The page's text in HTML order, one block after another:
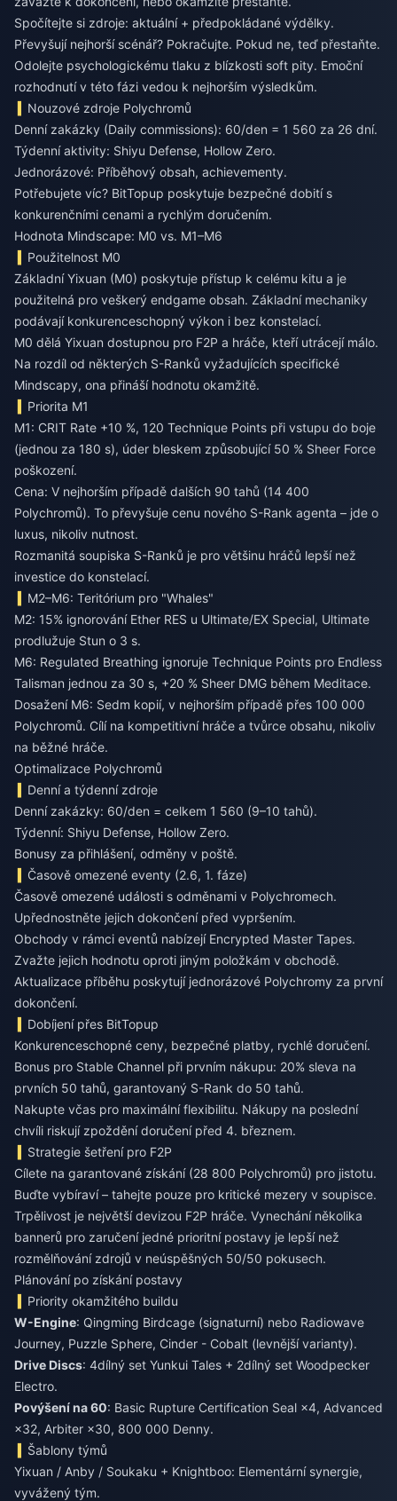
Spočítejte si zdroje: aktuální + předpokládané výdělky.
Převyšují nejhorší scénář? Pokračujte. Pokud ne, teď přestaňte.
Odolejte psychologickému tlaku z blízkosti soft pity. Emoční
rozhodnutí v této fázi vedou k nejhorším výsledkům.
Nouzové zdroje Polychromů
Denní zakázky (Daily commissions): 60/den = 1 560 za 26 dní.
Týdenní aktivity: Shiyu Defense, Hollow Zero.
Jednorázové: Příběhový obsah, achievementy.
Potřebujete víc? BitTopup poskytuje bezpečné dobití s
konkurenčními cenami a rychlým doručením.
Hodnota Mindscape: M0 vs. M1–M6
Použitelnost M0
Základní Yixuan (M0) poskytuje přístup k celému kitu a je
použitelná pro veškerý endgame obsah. Základní mechaniky
podávají konkurenceschopný výkon i bez konstelací.
M0 dělá Yixuan dostupnou pro F2P a hráče, kteří utrácejí málo.
Na rozdíl od některých S-Ranků vyžadujících specifické
Mindscapy, ona přináší hodnotu okamžitě.
Priorita M1
M1: CRIT Rate +10 %, 120 Technique Points při vstupu do boje
(jednou za 180 s), úder bleskem způsobující 50 % Sheer Force
poškození.
Cena: V nejhorším případě dalších 90 tahů (14 400
Polychromů). To převyšuje cenu nového S-Rank agenta – jde o
luxus, nikoliv nutnost.
Rozmanitá soupiska S-Ranků je pro většinu hráčů lepší než
investice do konstelací.
M2–M6: Teritórium pro "Whales"
M2: 15% ignorování Ether RES u Ultimate/EX Special, Ultimate
prodlužuje Stun o 3 s.
M6: Regulated Breathing ignoruje Technique Points pro Endless
Talisman jednou za 30 s, +20 % Sheer DMG během Meditace.
Dosažení M6: Sedm kopií, v nejhorším případě přes 100 000
Polychromů. Cílí na kompetitivní hráče a tvůrce obsahu, nikoliv
na běžné hráče.
Optimalizace Polychromů
Denní a týdenní zdroje
Denní zakázky: 60/den = celkem 1 560 (9–10 tahů).
Týdenní: Shiyu Defense, Hollow Zero.
Bonusy za přihlášení, odměny v poště.
Časově omezené eventy (2.6, 1. fáze)
Časově omezené události s odměnami v Polychromech.
Upřednostněte jejich dokončení před vypršením.
Obchody v rámci eventů nabízejí Encrypted Master Tapes.
Zvažte jejich hodnotu oproti jiným položkám v obchodě.
Aktualizace příběhu poskytují jednorázové Polychromy za první
dokončení.
Dobíjení přes BitTopup
Konkurenceschopné ceny, bezpečné platby, rychlé doručení.
Bonus pro Stable Channel při prvním nákupu: 20% sleva na
prvních 50 tahů, garantovaný S-Rank do 50 tahů.
Nakupte včas pro maximální flexibilitu. Nákupy na poslední
chvíli riskují zpoždění doručení před 4. březnem.
Strategie šetření pro F2P
Cílete na garantované získání (28 800 Polychromů) pro jistotu.
Buďte vybíraví – tahejte pouze pro kritické mezery v soupisce.
Trpělivost je největší devizou F2P hráče. Vynechání několika
bannerů pro zaručení jedné prioritní postavy je lepší než
rozmělňování zdrojů v neúspěšných 50/50 pokusech.
Plánování po získání postavy
Priority okamžitého buildu
W-Engine: Qingming Birdcage (signaturní) nebo Radiowave
Journey, Puzzle Sphere, Cinder - Cobalt (levnější varianty).
Drive Discs: 4dílný set Yunkui Tales + 2dílný set Woodpecker
Electro.
Povýšení na 60: Basic Rupture Certification Seal ×4, Advanced
×32, Arbiter ×30, 800 000 Denny.
Šablony týmů
Yixuan / Anby / Soukaku + Knightboo: Elementární synergie,
vyvážený tým.